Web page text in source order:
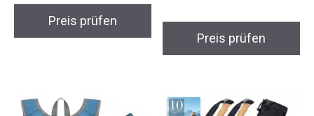
Preis prüfen
Preis prüfen